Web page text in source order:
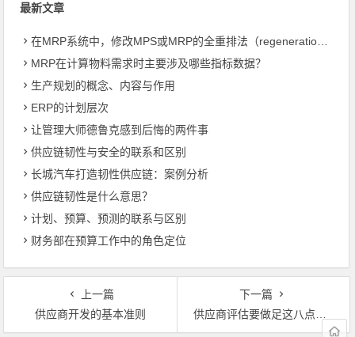
最新文章
在MRP系统中，修改MPS或MRP的全重排法（regeneration）和净改变法？
MRP在计算物料需求时主要涉及哪些指标数据？
生产规划的概念、内容与作用
ERP的计划层次
让管理大师德鲁克感到后悔的两件事
供应链韧性与安全的联系和区别
长城汽车打造韧性供应链：案例分析
供应链韧性是什么意思？
计划、预算、预测的联系与区别
财务部在预算工作中的角色定位
上一篇
供应商开发的基本准则
下一篇
供应商评估要做足这八点功课